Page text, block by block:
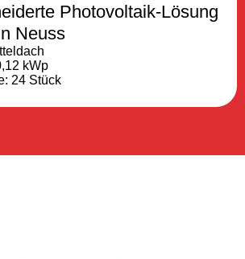
Photovoltaik-Lösung
Neuss
kWp
24 Stück